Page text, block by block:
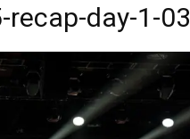
Chile
day-1-03